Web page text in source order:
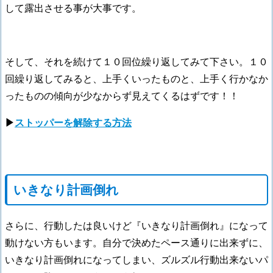
して露出させる事が大事です。
そして、それを続けて１０回位繰り返してみて下さい。１０
回繰り返してみると、上手くいったものと、上手く行かなか
ったものの傾向が少なからず見えてくるはずです！！
▶ ストッパーを解除する方法
いきなり計画倒れ
さらに、行動したは良いけど『いきなり計画倒れ』になって
動けない方もいます。自分で決めたペース通りに出来ずに、
いきなり計画倒れになってしまい、ズルズル行動出来ないパ